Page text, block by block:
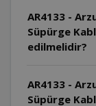
AR4133 -
Süpürge
edilmelidir?
AR4133 -
Süpürge